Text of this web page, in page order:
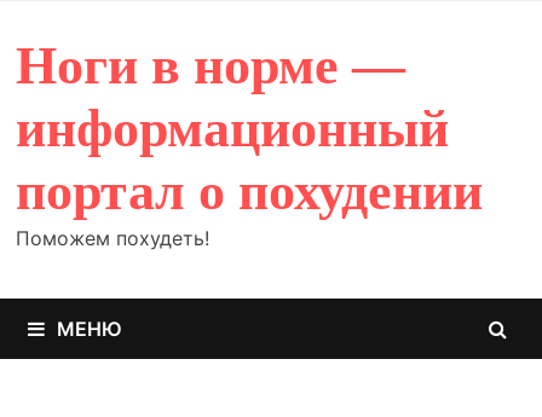
содержимому
Ноги в норме —
информационный
портал о похудении
Поможем похудеть!
МЕНЮ